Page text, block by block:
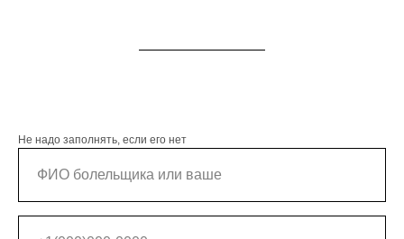
Не надо заполнять, если его нет